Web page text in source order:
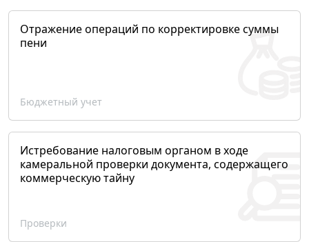
Отражение операций по корректировке суммы
пени
Бюджетный учет
Истребование налоговым органом в ходе
камеральной проверки документа, содержащего
коммерческую тайну
Проверки